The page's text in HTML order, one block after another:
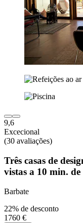
9,6
Excecional
(30 avaliações)
Três casas de
vistas a 10 min. de
Barbate
22% de desconto
1760 €